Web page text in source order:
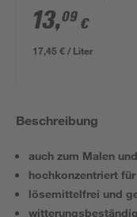
750 ml
13,09 €
17,45 € / Liter
Beschreibung
auch zum Malen
hochkonzentriert
lösemittelfrei und